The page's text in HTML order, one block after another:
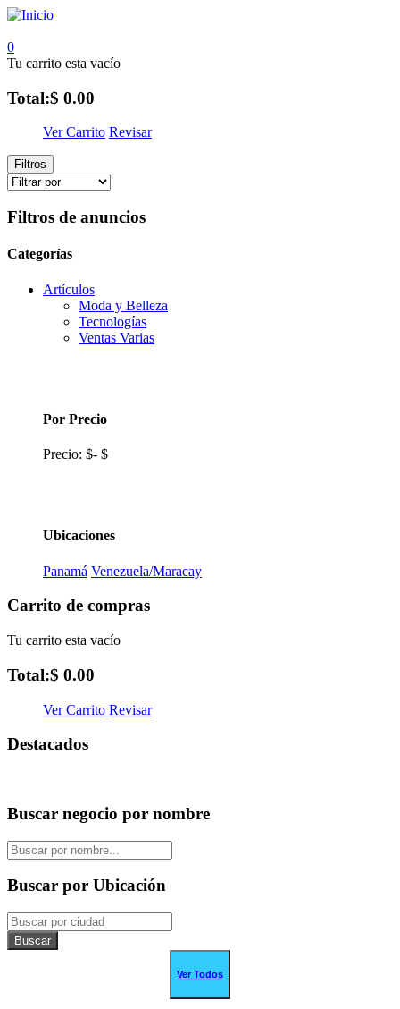
0
Tu carrito esta vacío
Total:$ 0.00
Ver Carrito Revisar
Filtros
Filtros de anuncios
Categorías
Artículos
Moda y Belleza
Tecnologí­as
Ventas Varias
Por Precio
Precio: $- $
Ubicaciones
Panamá Venezuela/Maracay
Carrito de compras
Tu carrito esta vacío
Total:$ 0.00
Ver Carrito Revisar
Destacados
Buscar negocio por nombre
Buscar por Ubicación
Buscar
Ver Todos